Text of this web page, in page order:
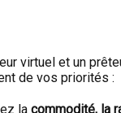
virtuel et un
de vos priorités :
la commodité, la